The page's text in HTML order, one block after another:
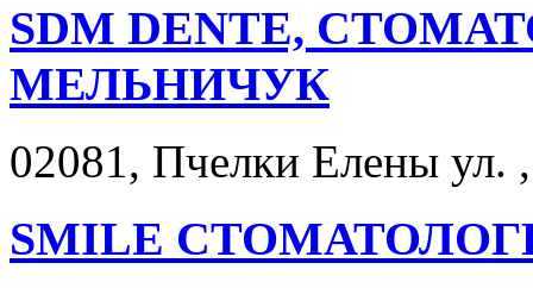
SDM DENTE,
МЕЛЬНИЧУК
02081, Пчелки Елены ул.
SMILE